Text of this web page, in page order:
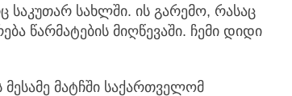
საკუთარ სახლში. ის გარემო, რასაც
წარმატების მიღწევაში. ჩემი დიდი
მესამე მატჩში საქართველომ